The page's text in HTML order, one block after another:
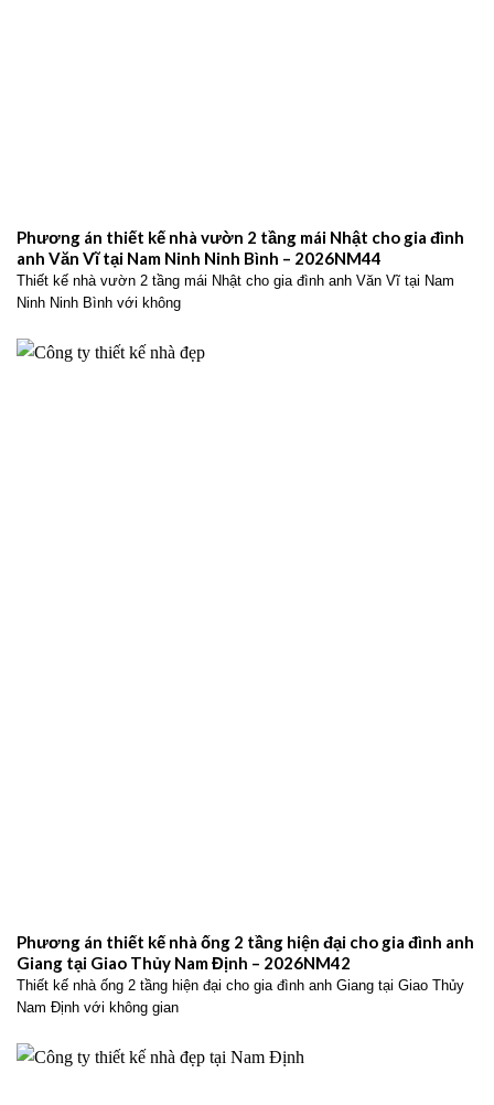
Phương án thiết kế nhà vườn 2 tầng mái Nhật cho gia đình
anh Văn Vĩ tại Nam Ninh Ninh Bình – 2026NM44
Thiết kế nhà vườn 2 tầng mái Nhật cho gia đình anh Văn Vĩ tại Nam
Ninh Ninh Bình với không
Phương án thiết kế nhà ống 2 tầng hiện đại cho gia đình anh
Giang tại Giao Thủy Nam Định – 2026NM42
Thiết kế nhà ống 2 tầng hiện đại cho gia đình anh Giang tại Giao Thủy
Nam Định với không gian